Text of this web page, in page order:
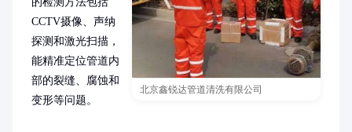
北京鑫锐达管道清洗有限公司
CCTV摄像、声纳
探测和激光扫描，
能精准定位管道内
部的裂缝、腐蚀和
变形等问题。